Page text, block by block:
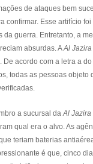
de ataques bem
confirmar. Esse artifício
da guerra. Entretanto, a
absurdas. AAl Jazira
De acordo com a letra a
todas as pessoas
a sucursal daAl Jazira
qual era o alvo. As
teriam baterias
é que, cinco